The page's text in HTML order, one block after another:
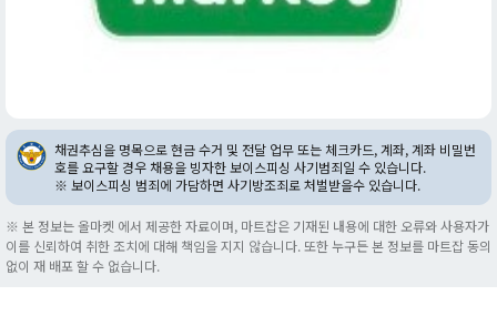
채권추심을 명목으로 현금 수거 및 전달 업무 또는 체크카드, 계좌, 계좌 비밀번
호를 요구할 경우 채용을 빙자한 보이스피싱 사기범죄일 수 있습니다.
※ 보이스피싱 범죄에 가담하면 사기방조죄로 처벌받을수 있습니다.
※ 본 정보는 올마켓 에서 제공한 자료이며, 마트잡은 기재된 내용에 대한 오류와 사용자가
이를 신뢰하여 취한 조치에 대해 책임을 지지 않습니다. 또한 누구든 본 정보를 마트잡 동의
없이 재 배포 할 수 없습니다.